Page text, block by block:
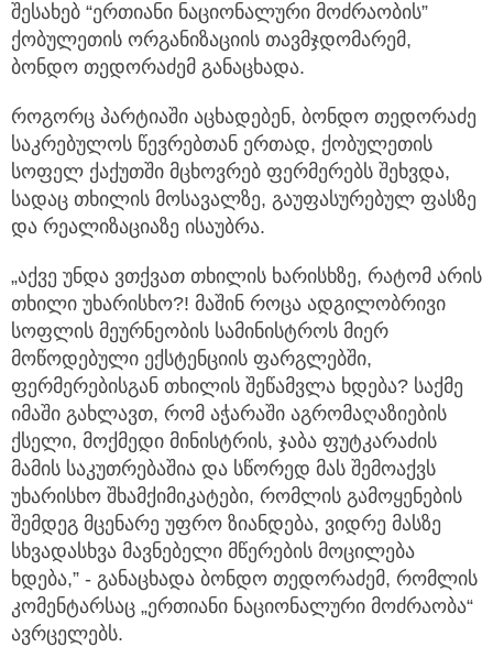
შესახებ “ერთიანი ნაციონალური მოძრაობის”
ქობულეთის ორგანიზაციის თავმჯდომარემ,
ბონდო თედორაძემ განაცხადა.
როგორც პარტიაში აცხადებენ, ბონდო თედორაძე
საკრებულოს წევრებთან ერთად, ქობულეთის
სოფელ ქაქუთში მცხოვრებ ფერმერებს შეხვდა,
სადაც თხილის მოსავალზე, გაუფასურებულ ფასზე
და რეალიზაციაზე ისაუბრა.
„აქვე უნდა ვთქვათ თხილის ხარისხზე, რატომ არის
თხილი უხარისხო?! მაშინ როცა ადგილობრივი
სოფლის მეურნეობის სამინისტროს მიერ
მოწოდებული ექსტენციის ფარგლებში,
ფერმერებისგან თხილის შეწამვლა ხდება? საქმე
იმაში გახლავთ, რომ აჭარაში აგრომაღაზიების
ქსელი, მოქმედი მინისტრის, ჯაბა ფუტკარაძის
მამის საკუთრებაშია და სწორედ მას შემოაქვს
უხარისხო შხამქიმიკატები, რომლის გამოყენების
შემდეგ მცენარე უფრო ზიანდება, ვიდრე მასზე
სხვადასხვა მავნებელი მწერების მოცილება
ხდება,” - განაცხადა ბონდო თედორაძემ, რომლის
კომენტარსაც „ერთიანი ნაციონალური მოძრაობა“
ავრცელებს.